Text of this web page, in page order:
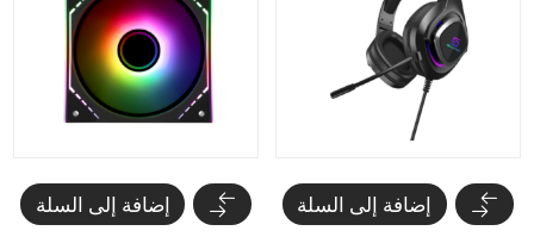
إضافة إلى السلة إضافة إلى السلة